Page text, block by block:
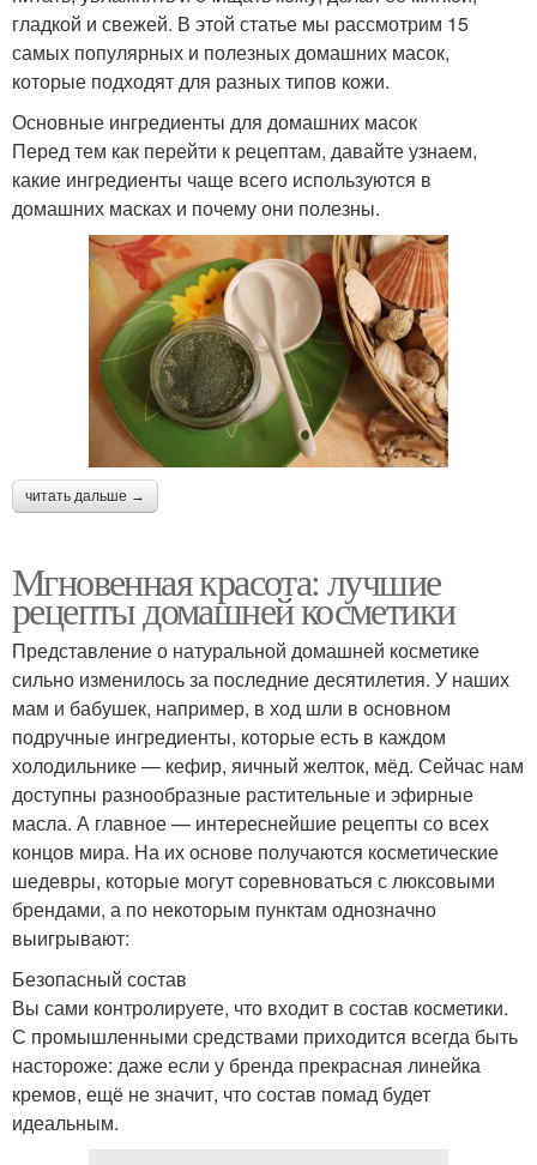
гладкой и свежей. В этой статье мы рассмотрим 15
самых популярных и полезных домашних масок,
которые подходят для разных типов кожи.
Основные ингредиенты для домашних масок
Перед тем как перейти к рецептам, давайте узнаем,
какие ингредиенты чаще всего используются в
домашних масках и почему они полезны.
читать дальше →
Мгновенная красота: лучшие
рецепты домашней косметики
Представление о натуральной домашней косметике
сильно изменилось за последние десятилетия. У наших
мам и бабушек, например, в ход шли в основном
подручные ингредиенты, которые есть в каждом
холодильнике — кефир, яичный желток, мёд. Сейчас нам
доступны разнообразные растительные и эфирные
масла. А главное — интереснейшие рецепты со всех
концов мира. На их основе получаются косметические
шедевры, которые могут соревноваться с люксовыми
брендами, а по некоторым пунктам однозначно
выигрывают:
Безопасный состав
Вы сами контролируете, что входит в состав косметики.
С промышленными средствами приходится всегда быть
настороже: даже если у бренда прекрасная линейка
кремов, ещё не значит, что состав помад будет
идеальным.